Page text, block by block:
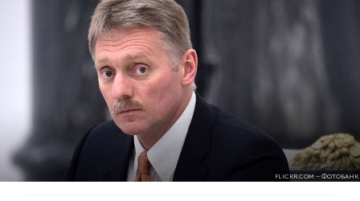
FLICKR.COM – ФОТОБАНК